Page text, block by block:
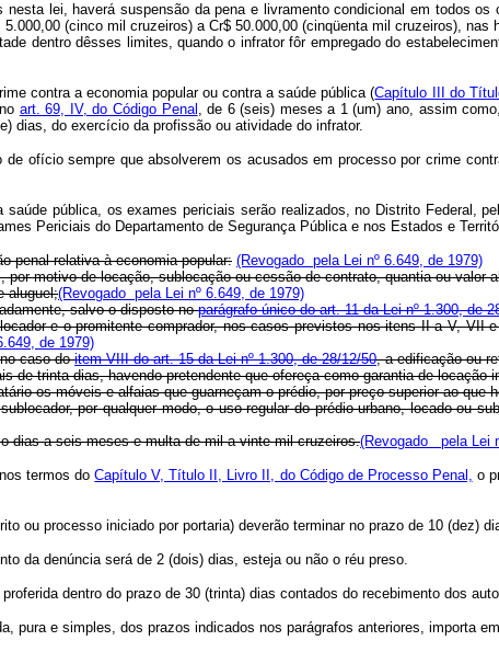
nesta lei, haverá suspensão da pena e livramento condicional em todos
(cinco mil cruzeiros) a Cr$ 50.000,00 (cinqüenta mil cruzeiros),
dentro dêsses limites, quando o infrator fôr empregado do
contra a economia popular ou contra a saúde pública (Capítulo III do
art. 69, IV, do Código Penal , de 6 (seis) meses a 1 (um) ano, assim
dias, do exercício da profissão ou atividade do infrator.
de ofício sempre que absolverem os acusados em processo por crime
saúde pública, os exames periciais serão realizados, no Distrito Federal,
Periciais do Departamento de Segurança Pública e nos Estados e
penal relativa à economia popular: (Revogado pela Lei nº 6.649, de 1979)
por motivo de locação, sublocação ou cessão de contrato, quantia ou valor
aluguel;(Revogado pela Lei nº 6.649, de 1979)
salvo o disposto noparágrafo único do art. 11 da Lei nº 1.300, de
e o promitente comprador, nos casos previstos nos itens II a V, VII
de 1979)
caso doitem VIII do art. 15 da Lei nº 1.300, de 28/12/50, a edificação ou
de trinta dias, havendo pretendente que ofereça como garantia de locação
os móveis e alfaias que guarneçam o prédio, por preço superior ao que
por qualquer modo, o uso regular do prédio urbano, locado ou
dias a seis meses e multa de mil a vinte mil cruzeiros.(Revogado pela Lei
termos doCapítulo V, Título II, Livro II, do Código de Processo Penal, o
processo iniciado por portaria) deverão terminar no prazo de 10 (dez)
da denúncia será de 2 (dois) dias, esteja ou não o réu preso.
dentro do prazo de 30 (trinta) dias contados do recebimento dos
e simples, dos prazos indicados nos parágrafos anteriores, importa